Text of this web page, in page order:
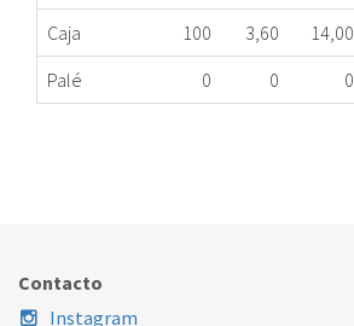
Caja
100 3,60 14,00
Palé
0 0 0
Contacto
Instagram